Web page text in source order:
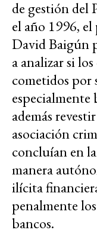
de gestión del
el año 1996,
David Baigún
a analizar si
cometidos por
especialmente
además
asociación
concluían en
manera
ilícita
penalmente
bancos.